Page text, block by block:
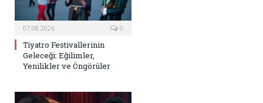
07.08.2026 0
Tiyatro Festivallerinin
Geleceği: Eğilimler,
Yenilikler ve Öngörüler